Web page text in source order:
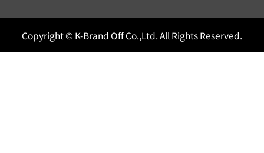
Copyright © K-Brand Off Co.,Ltd. All Rights Reserved.